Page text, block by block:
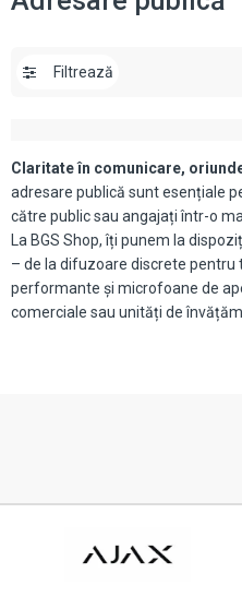
Filtrează
Claritate în comunicare,
adresare publică sunt esențiale
către public sau angajați într-o
La BGS Shop, îți punem la
– de la difuzoare discrete pentru
performante și microfoane de
comerciale sau unități de